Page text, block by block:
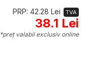
PRP: 42.28 Lei TVA
38.1 Lei
*preț valabil exclusiv online